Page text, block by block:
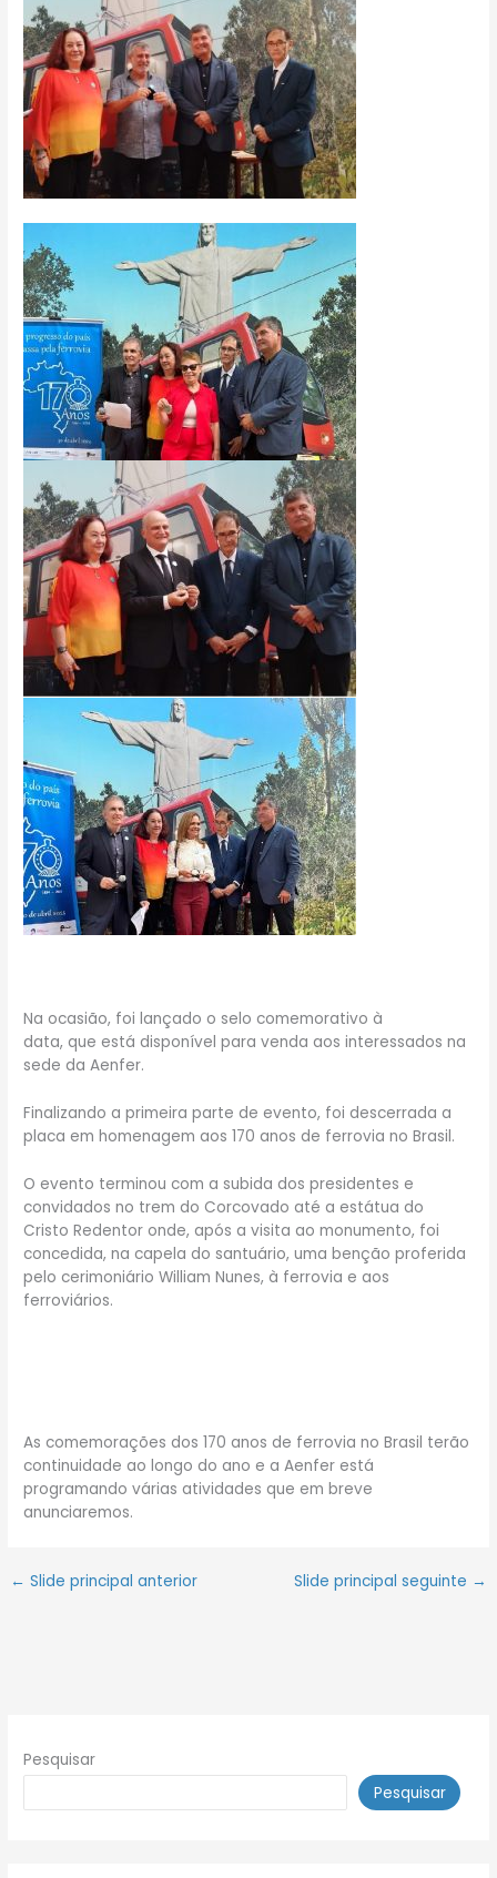
Na ocasião, foi lançado o selo comemorativo à
data, que está disponível para venda aos interessados na
sede da Aenfer.
Finalizando a primeira parte de evento, foi descerrada a
placa em homenagem aos 170 anos de ferrovia no Brasil.
O evento terminou com a subida dos presidentes e
convidados no trem do Corcovado até a estátua do
Cristo Redentor onde, após a visita ao monumento, foi
concedida, na capela do santuário, uma benção proferida
pelo cerimoniário William Nunes, à ferrovia e aos
ferroviários.
As comemorações dos 170 anos de ferrovia no Brasil terão
continuidade ao longo do ano e a Aenfer está
programando várias atividades que em breve
anunciaremos.
← Slide principal anterior Slide principal seguinte →
Pesquisar
Pesquisar